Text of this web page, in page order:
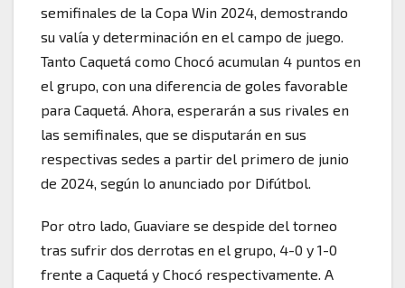
semifinales de la Copa Win 2024, demostrando
su valía y determinación en el campo de juego.
Tanto Caquetá como Chocó acumulan 4 puntos en
el grupo, con una diferencia de goles favorable
para Caquetá. Ahora, esperarán a sus rivales en
las semifinales, que se disputarán en sus
respectivas sedes a partir del primero de junio
de 2024, según lo anunciado por Difútbol.
Por otro lado, Guaviare se despide del torneo
tras sufrir dos derrotas en el grupo, 4-0 y 1-0
frente a Caquetá y Chocó respectivamente. A